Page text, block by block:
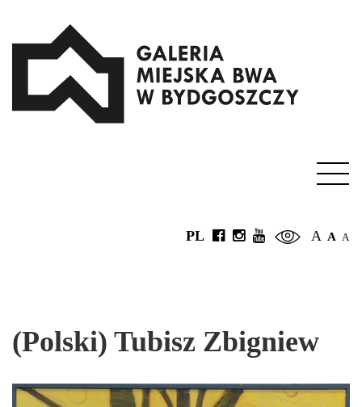
A A A
PL
(Polski) Tubisz Zbigniew